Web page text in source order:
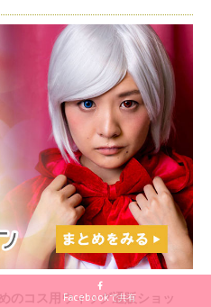
のコス用ウィッグ通販ショッ
Facebookで共有